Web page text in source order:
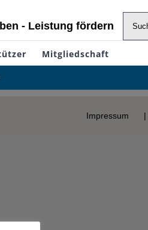
- Leistung fördern
Suche
nach:
Mitgliedschaft
Impressum